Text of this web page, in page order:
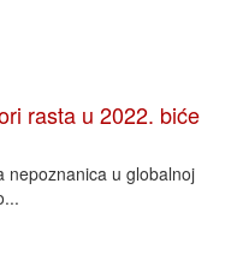
rasta u 2022. biće
nepoznanica u globalnoj